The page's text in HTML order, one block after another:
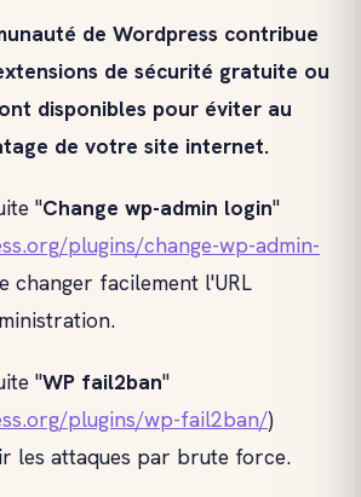
de Wordpress contribue
de sécurité gratuite ou
disponibles pour éviter au
de votre site internet.
"Change wp-admin login"
plugins/change-wp-admin-
changer facilement l'URL
"WP fail2ban"
plugins/wp-fail2ban/)
les attaques par brute force.